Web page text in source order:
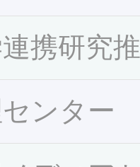
携研究
ンター